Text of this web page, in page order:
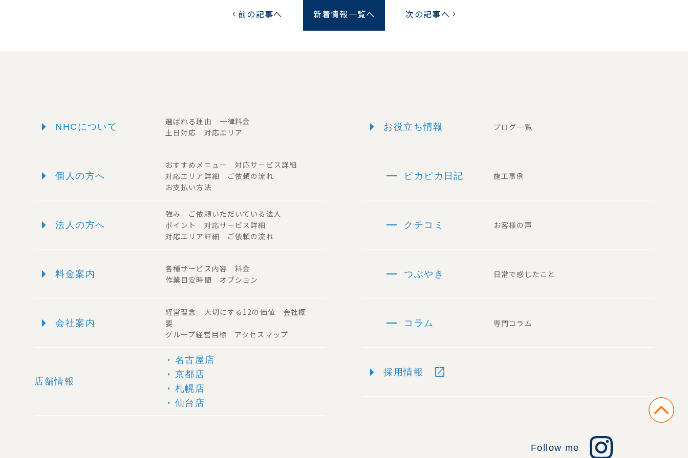
chevron_left前の記事へ 新着情報一覧へ 次の記事へ chevron_right
arrow_right NHCについて
選ばれる理由 一律料金
土日対応 対応エリア
arrow_right 個人の方へ
おすすめメニュー 対応サービス詳細
対応エリア詳細 ご依頼の流れ
お支払い方法
arrow_right 法人の方へ
強み ご依頼いただいている法人
ポイント 対応サービス詳細
対応エリア詳細 ご依頼の流れ
arrow_right 料金案内
各種サービス内容 料金
作業目安時間 オプション
arrow_right 会社案内
経営理念 大切にする12の価値 会社概
要
グループ経営目標 アクセスマップ
店舗情報
arrow_right 名古屋店
arrow_right 京都店
arrow_right 札幌店
arrow_right 仙台店
arrow_right お役立ち情報 ブログ一覧
remove ピカピカ日記 施工事例
remove クチコミ お客様の声
remove つぶやき 日常で感じたこと
remove コラム 専門コラム
arrow_right 採用情報 open_in_new
Follow me